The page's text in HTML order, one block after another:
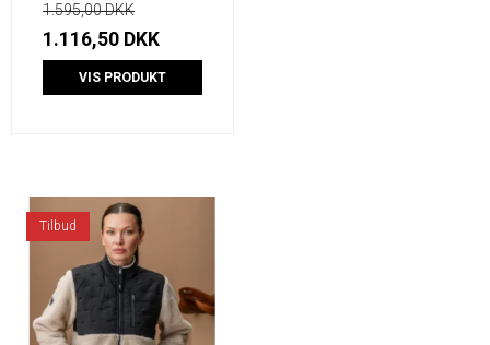
1.595,00 DKK
1.116,50 DKK
VIS PRODUKT
Tilbud